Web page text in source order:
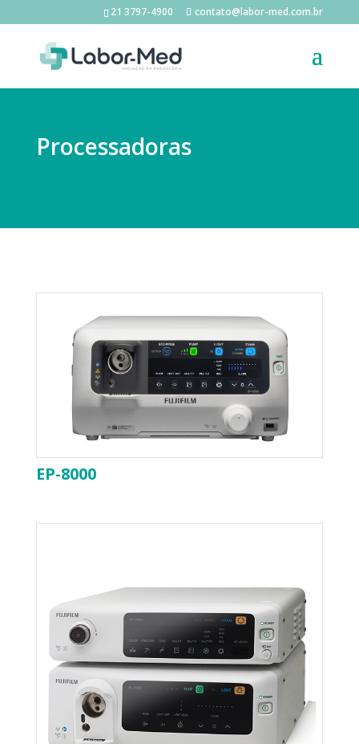
21 3797-4900 contato@labor-med.com.br
Processadoras
EP-8000